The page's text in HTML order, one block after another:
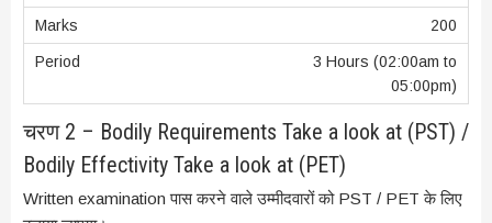
200
3 Hours (02:00am to
05:00pm)
चरण 2 – Bodily Requirements Take a look at (PST) /
Bodily Effectivity Take a look at (PET)
Written examination पास करने वाले उम्मीदवारों को PST / PET के लिए